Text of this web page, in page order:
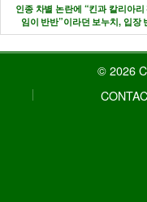
인종 차별 논란에 “킨과 칼리아리
임이 반반”이라던 보누치, 입장
© 2026